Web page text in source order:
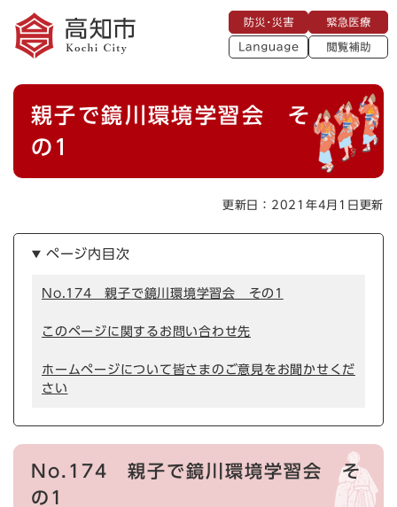
メニューを飛ばして本文へ
災
・
災
急
医
療
L
a
a
g
閲
助
本
親子で鏡川環境学習会 そ
の1
更新日：2021年4月1日更新
ページ内目次
No.174 親子で鏡川環境学習会 その1
このページに関するお問い合わせ先
ホームページについて皆さまのご意見をお聞かせくだ
さい
No.174 親子で鏡川環境学習会 そ
の1